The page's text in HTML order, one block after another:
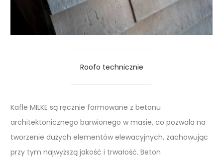
Roofo technicznie
Kafle MILKE są ręcznie formowane z betonu
architektonicznego barwionego w masie, co pozwala na
tworzenie dużych elementów elewacyjnych, zachowując
przy tym najwyższą jakość i trwałość. Beton